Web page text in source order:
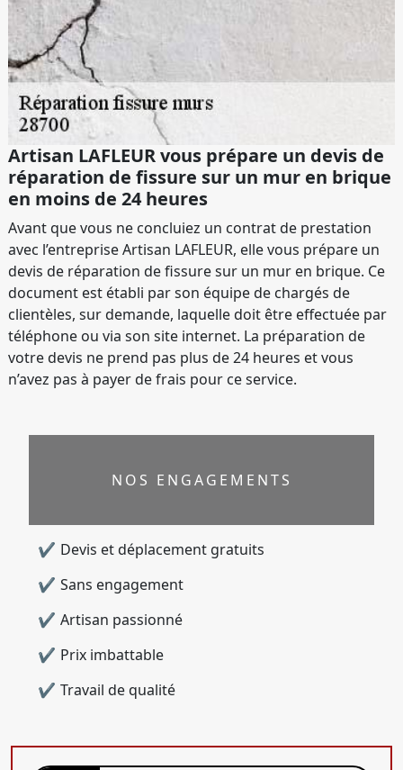
Artisan LAFLEUR vous prépare un devis de
réparation de fissure sur un mur en brique
en moins de 24 heures
Avant que vous ne concluiez un contrat de prestation
avec l’entreprise Artisan LAFLEUR, elle vous prépare un
devis de réparation de fissure sur un mur en brique. Ce
document est établi par son équipe de chargés de
clientèles, sur demande, laquelle doit être effectuée par
téléphone ou via son site internet. La préparation de
votre devis ne prend pas plus de 24 heures et vous
n’avez pas à payer de frais pour ce service.
NOS ENGAGEMENTS
Devis et déplacement gratuits
Sans engagement
Artisan passionné
Prix imbattable
Travail de qualité